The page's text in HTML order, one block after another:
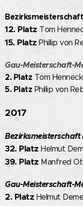
12. Platz Tom
15. Platz Phillip von
Gau-Meisterschaft-
2. Platz Tom
5. Platz Phillip von
2017
Bezirksmeisterschaft
32. PlatzHelmut
39. Platz Manfred
Gau-Meisterschaft-
2. Platz Helmut